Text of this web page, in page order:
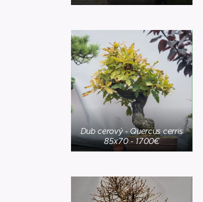
Dub cerový - Quercus cerris
85x70 - 1700€